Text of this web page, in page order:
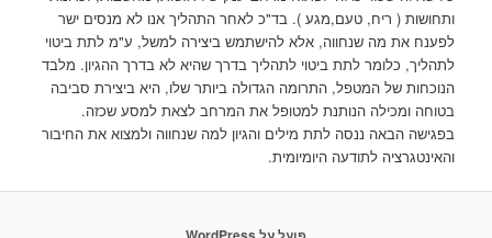
ותחושות ( ריח, טעם,מגע ). בד"כ לאחר התהליך אנו לא מנסים ישר
לפענח את מה שנחווה, אלא להישתמש ביצירה למשל, ע"מ לתת ביטוי
לתהליך, כלומר לתת ביטוי לתהליך בדרך שהיא לא בדרך ההגיון. מלבד
הנוכחות של המטפל, התרומה הגדולה ביותר שלו, היא ביצירת סביבה
בטוחה ומכילה הנותנת למטופל את המרחב לצאת למסע שכזה.
בפגישה הבאה ננסה לתת מילים והגיון למה שנחווה ולמצוא את החיבור
והאינטגרציה לתודעה היומיומית.